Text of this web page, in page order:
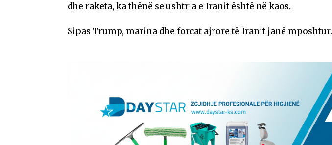
dhe raketa, ka thënë se ushtria e Iranit është në kaos.
Sipas Trump, marina dhe forcat ajrore të Iranit janë mposhtur.